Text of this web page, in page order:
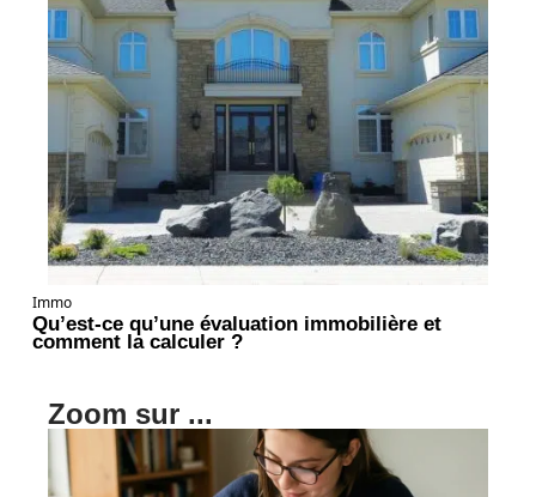
Immo
Qu’est-ce qu’une évaluation immobilière et
comment la calculer ?
Zoom sur ...